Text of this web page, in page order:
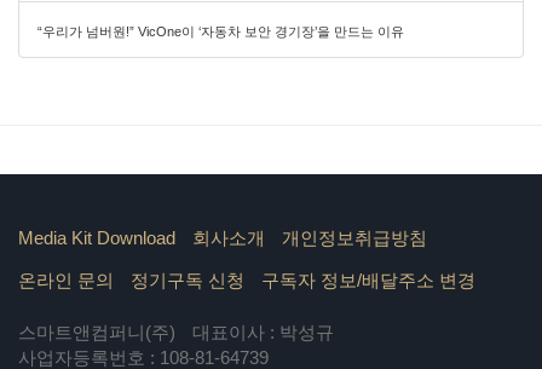
“우리가 넘버원!” VicOne이 ‘자동차 보안 경기장’을 만드는 이유
Media Kit Download 회사소개 개인정보취급방침
온라인 문의 정기구독 신청 구독자 정보/배달주소 변경
스마트앤컴퍼니(주)
대표이사 : 박성규
사업자등록번호 : 108-81-64739